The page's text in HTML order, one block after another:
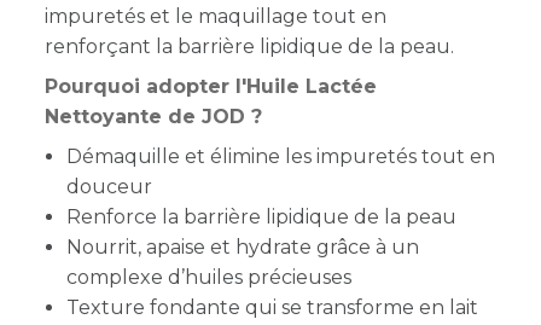
impuretés et le maquillage tout en
renforçant la barrière lipidique de la peau.
Pourquoi adopter l'Huile Lactée
Nettoyante de JOD ?
Démaquille et élimine les impuretés tout en
douceur
Renforce la barrière lipidique de la peau
Nourrit, apaise et hydrate grâce à un
complexe d’huiles précieuses
Texture fondante qui se transforme en lait